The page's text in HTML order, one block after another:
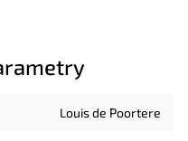
Louis de Poortere